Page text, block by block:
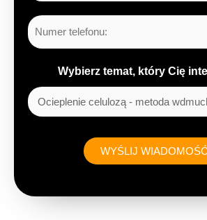
i
l
L
i
b
y
Wybierz temat, który Cię
WYŚLIJ WIADOMOŚĆ